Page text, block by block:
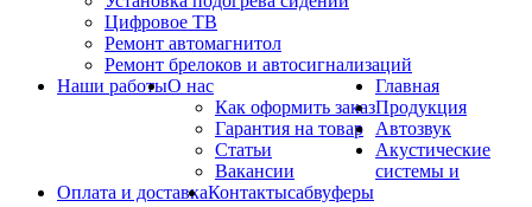
Цифровое ТВ
Ремонт автомагнитол
Ремонт брелоков и автосигнализаций
Наши работыО нас
Как оформить заказ
Гарантия на товар
Статьи
Вакансии
Оплата и доставкаКонтакты
Главная
Продукция
Автозвук
Акустические
системы и
сабвуферы